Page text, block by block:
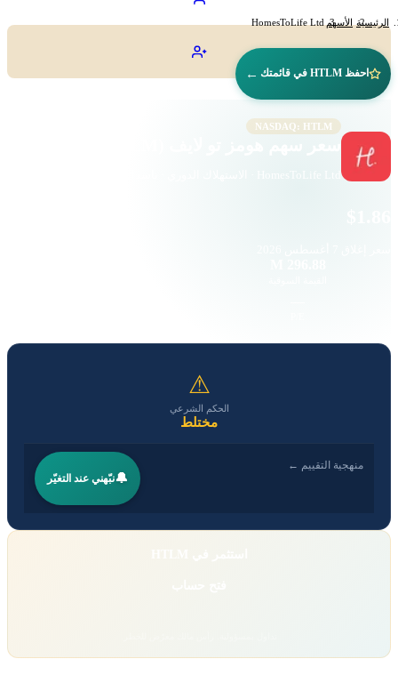
الرئيسية الأسهم HomesToLife Ltd
احفظ HTLM في قائمتك ←
NASDAQ: HTLM
سعر سهم هومز تو لايف (HTLM)
HomesToLife Ltd · الاستهلاك الدوري · ناسداك
⚠
الحكم الشرعي
مختلط
منهجية التقييم ←
🔔نبّهني عند التغيّر